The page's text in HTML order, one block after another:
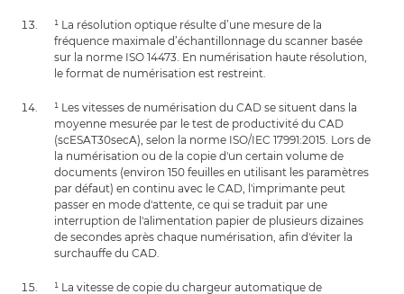
¹ La résolution optique résulte d’une mesure de la
fréquence maximale d’échantillonnage du scanner basée
sur la norme ISO 14473. En numérisation haute résolution,
le format de numérisation est restreint.
¹ Les vitesses de numérisation du CAD se situent dans la
moyenne mesurée par le test de productivité du CAD
(scESAT30secA), selon la norme ISO/IEC 17991:2015. Lors de
la numérisation ou de la copie d'un certain volume de
documents (environ 150 feuilles en utilisant les paramètres
par défaut) en continu avec le CAD, l'imprimante peut
passer en mode d'attente, ce qui se traduit par une
interruption de l'alimentation papier de plusieurs dizaines
de secondes après chaque numérisation, afin d'éviter la
surchauffe du CAD.
¹ La vitesse de copie du chargeur automatique de